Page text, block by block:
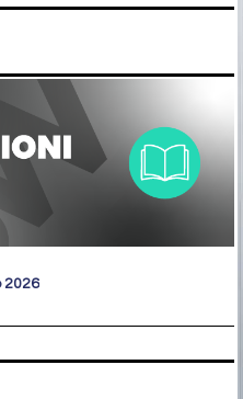
2026